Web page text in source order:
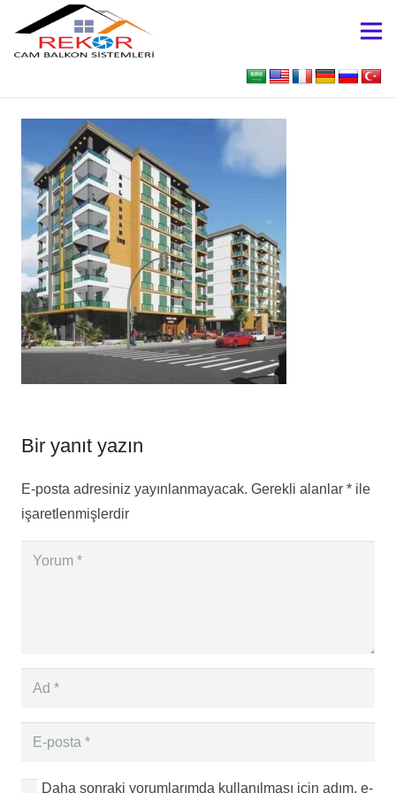
Bir yanıt yazın
E-posta adresiniz yayınlanmayacak. Gerekli alanlar * ile
işaretlenmişlerdir
Daha sonraki yorumlarımda kullanılması için adım, e-